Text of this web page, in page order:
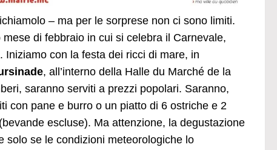
– ma per le sorprese non ci sono limiti.
di febbraio in cui si celebra il Carnevale,
con la festa dei ricci di mare, in
, all’interno della Halle du Marché de la
saranno serviti a prezzi popolari. Saranno,
con pane e burro o un piatto di 6 ostriche e 2
escluse). Ma attenzione, la degustazione
solo se le condizioni meteorologiche lo